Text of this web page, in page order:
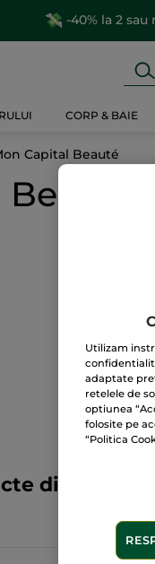
-40% la 2
CORP & BAIE
Capital Beauté
din
Utilizam
adaptate
retelele de
optiunea
folosite pe
“Politica